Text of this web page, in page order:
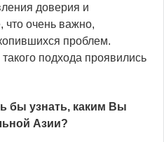
доверия и
что очень важно,
проблем.
подхода проявились
бы узнать, каким Вы
Азии?